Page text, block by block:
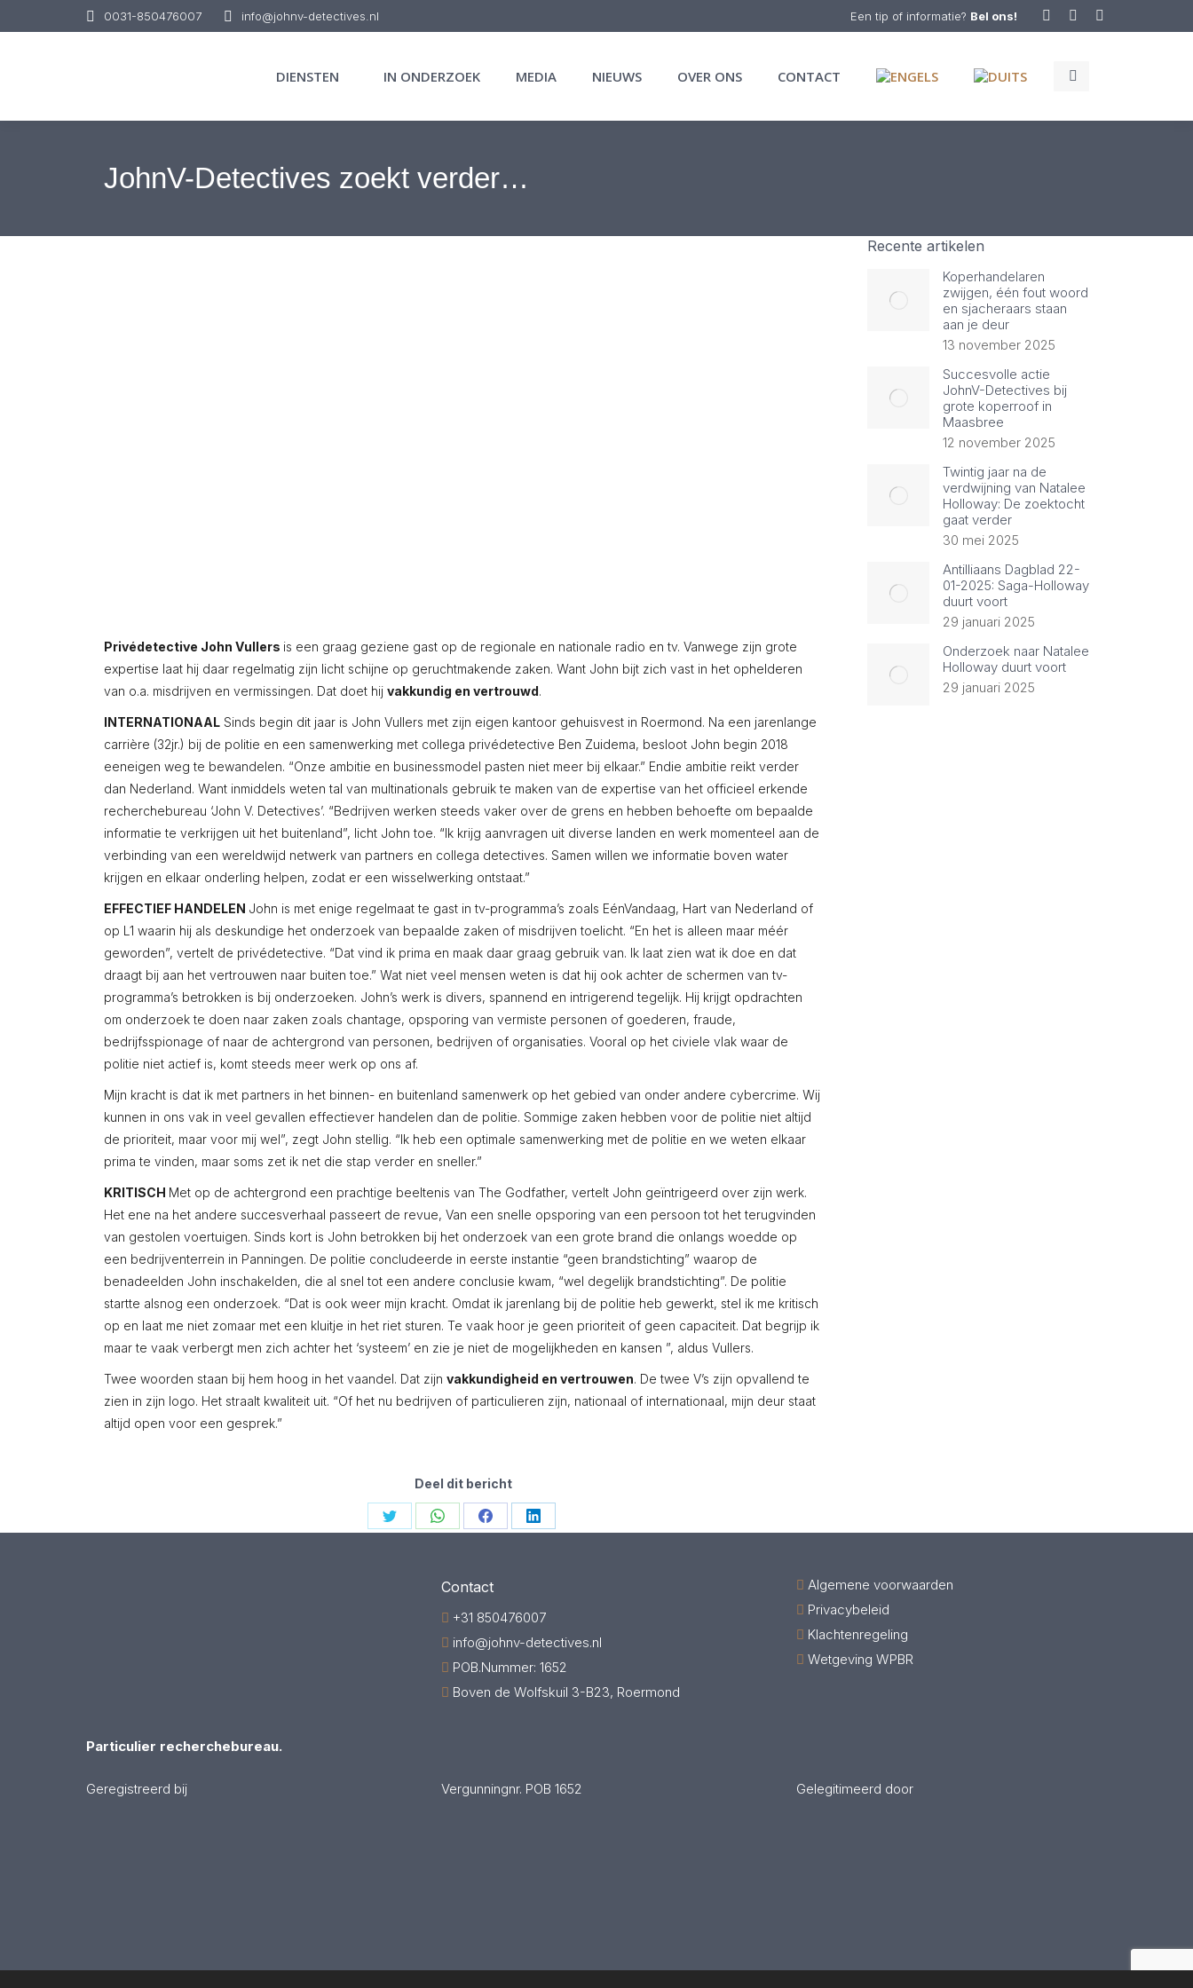
0031-850476007 info@johnv-detectives.nl Een tip of informatie? Bel ons!
opens
new
opens
newnew
DIENSTEN IN ONDERZOEK MEDIA NIEUWS OVER ONS CONTACT Search:
JohnV-Detectives zoekt verder…
Privédetective John Vullers is een graag geziene gast op de regionale en nationale radio en tv. Vanwege zijn grote
expertise laat hij daar regelmatig zijn licht schijne op geruchtmakende zaken. Want John bijt zich vast in het ophelderen
van o.a. misdrijven en vermissingen. Dat doet hij vakkundig en vertrouwd.
INTERNATIONAAL Sinds begin dit jaar is John Vullers met zijn eigen kantoor gehuisvest in Roermond. Na een jarenlange
carrière (32jr.) bij de politie en een samenwerking met collega privédetective Ben Zuidema, besloot John begin 2018
eeneigen weg te bewandelen. “Onze ambitie en businessmodel pasten niet meer bij elkaar.” Endie ambitie reikt verder
dan Nederland. Want inmiddels weten tal van multinationals gebruik te maken van de expertise van het officieel erkende
recherchebureau ‘John V. Detectives’. “Bedrijven werken steeds vaker over de grens en hebben behoefte om bepaalde
informatie te verkrijgen uit het buitenland”, licht John toe. “Ik krijg aanvragen uit diverse landen en werk momenteel aan de
verbinding van een wereldwijd netwerk van partners en collega detectives. Samen willen we informatie boven water
krijgen en elkaar onderling helpen, zodat er een wisselwerking ontstaat.”
EFFECTIEF HANDELEN John is met enige regelmaat te gast in tv-programma’s zoals EénVandaag, Hart van Nederland of
op L1 waarin hij als deskundige het onderzoek van bepaalde zaken of misdrijven toelicht. “En het is alleen maar méér
geworden”, vertelt de privédetective. “Dat vind ik prima en maak daar graag gebruik van. Ik laat zien wat ik doe en dat
draagt bij aan het vertrouwen naar buiten toe.” Wat niet veel mensen weten is dat hij ook achter de schermen van tv-
programma’s betrokken is bij onderzoeken. John’s werk is divers, spannend en intrigerend tegelijk. Hij krijgt opdrachten
om onderzoek te doen naar zaken zoals chantage, opsporing van vermiste personen of goederen, fraude,
bedrijfsspionage of naar de achtergrond van personen, bedrijven of organisaties. Vooral op het civiele vlak waar de
politie niet actief is, komt steeds meer werk op ons af.
Mijn kracht is dat ik met partners in het binnen- en buitenland samenwerk op het gebied van onder andere cybercrime. Wij
kunnen in ons vak in veel gevallen effectiever handelen dan de politie. Sommige zaken hebben voor de politie niet altijd
de prioriteit, maar voor mij wel”, zegt John stellig. “Ik heb een optimale samenwerking met de politie en we weten elkaar
prima te vinden, maar soms zet ik net die stap verder en sneller.”
KRITISCH Met op de achtergrond een prachtige beeltenis van The Godfather, vertelt John geïntrigeerd over zijn werk.
Het ene na het andere succesverhaal passeert de revue, Van een snelle opsporing van een persoon tot het terugvinden
van gestolen voertuigen. Sinds kort is John betrokken bij het onderzoek van een grote brand die onlangs woedde op
een bedrijventerrein in Panningen. De politie concludeerde in eerste instantie “geen brandstichting” waarop de
benadeelden John inschakelden, die al snel tot een andere conclusie kwam, “wel degelijk brandstichting”. De politie
startte alsnog een onderzoek. “Dat is ook weer mijn kracht. Omdat ik jarenlang bij de politie heb gewerkt, stel ik me kritisch
op en laat me niet zomaar met een kluitje in het riet sturen. Te vaak hoor je geen prioriteit of geen capaciteit. Dat begrijp ik
maar te vaak verbergt men zich achter het ‘systeem’ en zie je niet de mogelijkheden en kansen ”, aldus Vullers.
Twee woorden staan bij hem hoog in het vaandel. Dat zijn vakkundigheid en vertrouwen. De twee V’s zijn opvallend te
zien in zijn logo. Het straalt kwaliteit uit. “Of het nu bedrijven of particulieren zijn, nationaal of internationaal, mijn deur staat
altijd open voor een gesprek.”
Deel dit bericht
Share Share
WhatsApp
Share
Facebook
Share
Recente artikelen
Koperhandelaren
zwijgen, één fout woord
en sjacheraars staan
aan je deur
13 november 2025
Succesvolle actie
JohnV-Detectives bij
grote koperroof in
Maasbree
12 november 2025
Twintig jaar na de
verdwijning van Natalee
Holloway: De zoektocht
gaat verder
30 mei 2025
Antilliaans Dagblad 22-
01-2025: Saga-Holloway
duurt voort
29 januari 2025
Onderzoek naar Natalee
Holloway duurt voort
29 januari 2025
Particulier recherchebureau.
Contact
+31 850476007
info@johnv-detectives.nl
POB.Nummer: 1652
Boven de Wolfskuil 3-B23, Roermond
Algemene voorwaarden
Privacybeleid
Klachtenregeling
Wetgeving WPBR
Geregistreerd bij Vergunningnr. POB 1652 Gelegitimeerd door